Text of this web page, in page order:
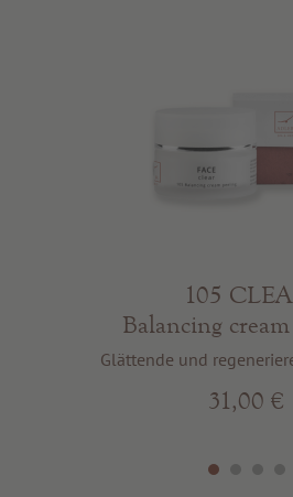
105
Balancing
Glättende und
31,00 €